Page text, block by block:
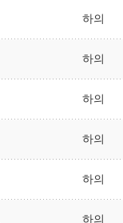
하의
하의
하의
하의
하의
하의